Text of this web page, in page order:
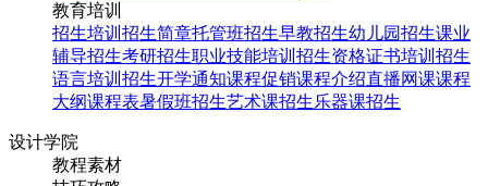
教育培训
招生培训 招生简章托管班招生早教招生幼儿园招生课业
辅导招生考研招生职业技能培训招生资格证书培训招生
语言培训招生开学通知课程促销课程介绍直播网课课程
大纲课程表暑假班招生艺术课招生乐器课招生
设计学院
教程素材